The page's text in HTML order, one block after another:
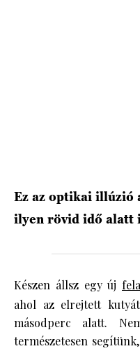
Ez az optikai illúzió
ilyen rövid idő alatt
Készen állsz egy új
ahol az elrejtett
másodperc alatt.
természetesen